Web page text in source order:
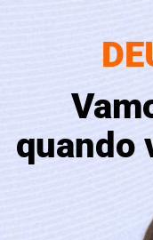
quando